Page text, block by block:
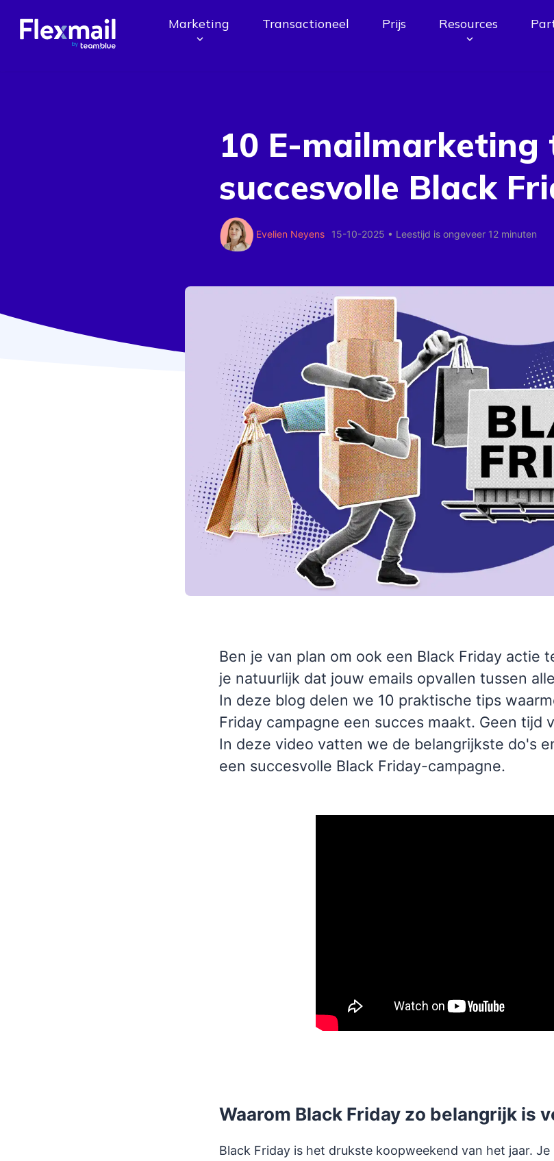
Marketing Transactioneel Prijs Resources
10 E-mailmarketing
succesvolle Black
Evelien Neyens 15-10-2025 • Leestijd is ongeveer 12 minuten
Ben je van plan om ook een Black Friday actie
je natuurlijk dat jouw emails opvallen tussen
In deze blog delen we 10 praktische tips
Friday campagne een succes maakt. Geen tijd
In deze video vatten we de belangrijkste do's
een succesvolle Black Friday-campagne.
Waarom Black Friday zo belangrijk is
Black Friday is het drukste koopweekend van het jaar.